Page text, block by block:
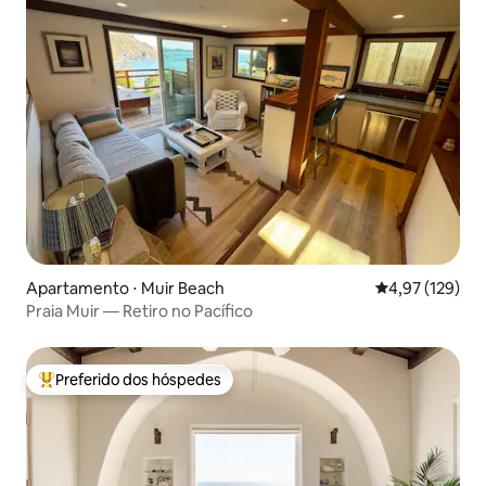
Apartamento ⋅ Muir Beach 4,97 de uma
4,97 (129)
Praia Muir — Retiro no Pacífico
Entre os melhores preferidos dos hóspedes
Preferido dos hóspedes